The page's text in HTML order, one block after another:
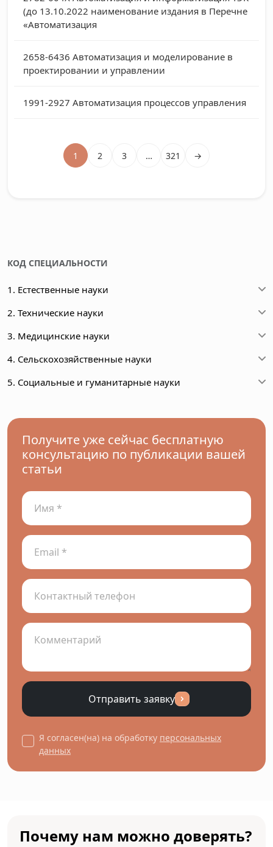
(до 13.10.2022 наименование издания в Перечне
«Автоматизация
2658-6436 Автоматизация и моделирование в
проектировании и управлении
1991-2927 Автоматизация процессов управления
1 2 3 … 321 →
КОД СПЕЦИАЛЬНОСТИ
1. Естественные науки
2. Технические науки
3. Медицинские науки
4. Сельскохозяйственные науки
5. Социальные и гуманитарные науки
Получите уже сейчас бесплатную
консультацию по публикации вашей
статьи
Отправить заявку
Я согласен(на) на обработку персональных
данных
Почему нам можно доверять?